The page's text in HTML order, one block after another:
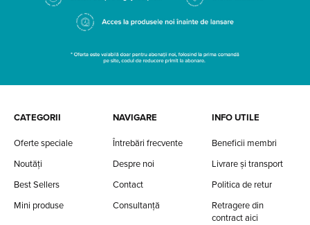
CATEGORII
Oferte speciale
Noutăți
Best Sellers
Mini produse
NAVIGARE
Întrebări frecvente
Despre noi
Contact
Consultanță
INFO UTILE
Beneficii membri
Livrare și transport
Politica de retur
Retragere din
contract aici